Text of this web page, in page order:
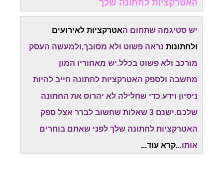
האטרקציות לחתונה שלך
יש סטיגמה שתחום האטרקציות לאירועים
ולחתונות נראה פשוט ולא מסובך,ולמעשה העסק
מורכב ולא פשוט בכלל.יש מאחוריו המון
מחשבה ולספק האטרקציות לחתונה חייב להיות
ניסיון וידע כדי שחלילה לא יהרוס את החתונה
שלכם.
ישנם 3 שאלות שחשוב לברר אצל ספק
האטרקציות לחתונה שלך לפני שאתם בוחרים
אותו...קרא עוד...